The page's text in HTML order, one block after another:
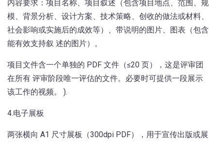
内容要求：项目名称、项目叙述（包含项目地点、范围、规
模、背景分析、设计方案、技术策略、创收的做法或材料、
社会影响或实施后的成效等）、带说明的图片、图表（包含
能有效支持叙 述的图片）。
项目文件含一个单独的 PDF 文件（≤20 页），这是评审团
在所有 评审阶段唯一评估的文件。必要时可提供一段展示
该工作的视频。 ).
4.电子展板
两张横向 A1 尺寸展板（300dpi PDF），用于宣传出版或展